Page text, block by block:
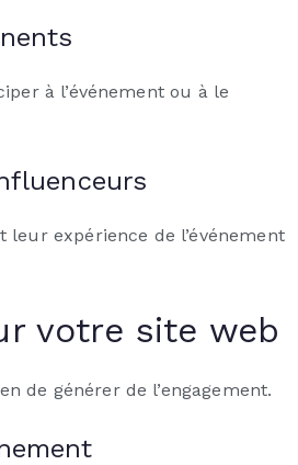
à l’événement ou à le
expérience de l’événement
votre site web
de générer de l’engagement.